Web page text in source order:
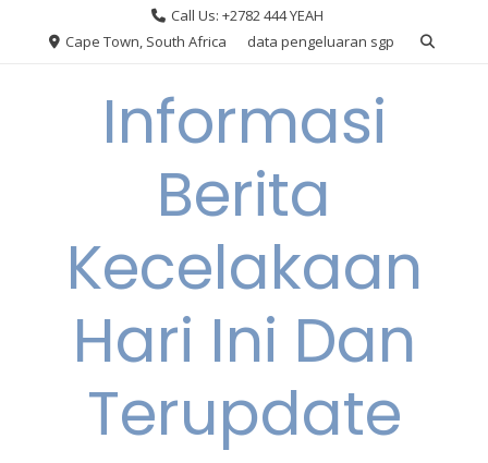
Call Us: +2782 444 YEAH
Cape Town, South Africa
data pengeluaran sgp
Informasi
Berita
Kecelakaan
Hari Ini Dan
Terupdate